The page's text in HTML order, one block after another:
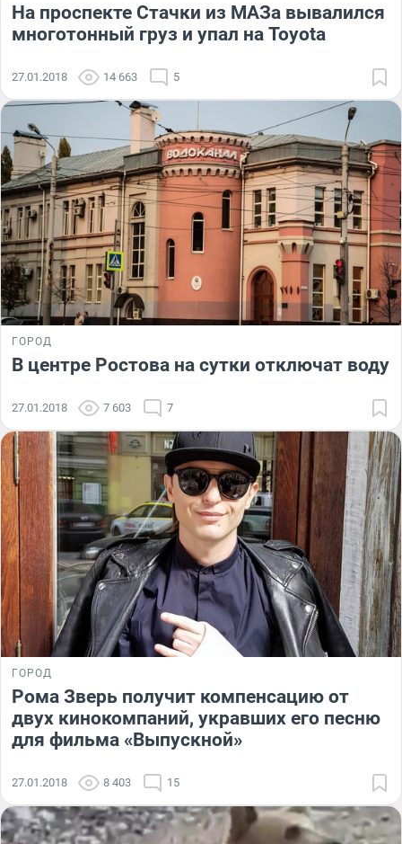
На проспекте Стачки из МАЗа вывалился
многотонный груз и упал на Toyota
27.01.2018 14 663 5
ГОРОД
В центре Ростова на сутки отключат воду
27.01.2018 7 603 7
ГОРОД
Рома Зверь получит компенсацию от
двух кинокомпаний, укравших его песню
для фильма «Выпускной»
27.01.2018 8 403 15